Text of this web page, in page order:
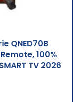
QNED70B
100%
TV 2026